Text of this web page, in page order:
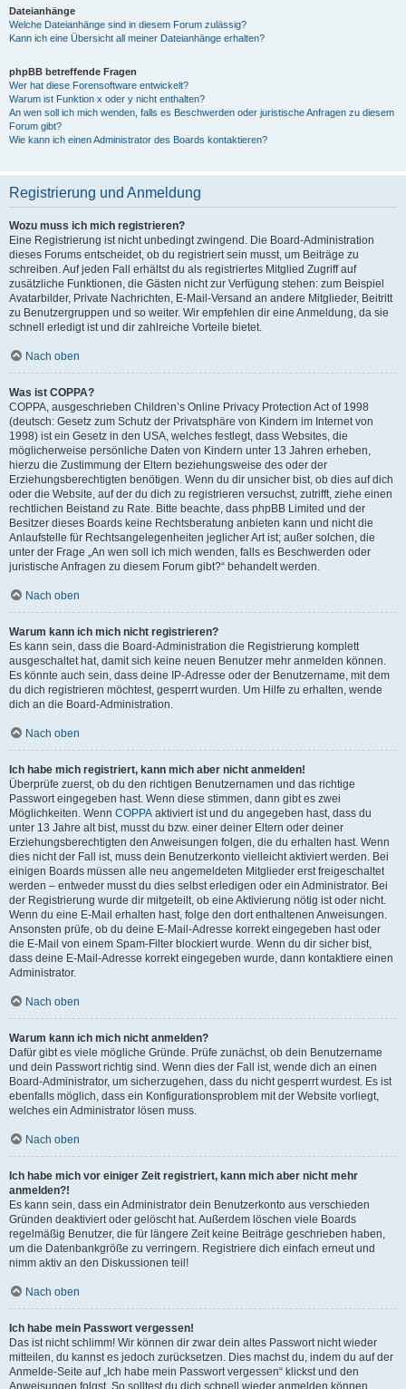
Dateianhänge
Welche Dateianhänge sind in diesem Forum zulässig?
Kann ich eine Übersicht all meiner Dateianhänge erhalten?
phpBB betreffende Fragen
Wer hat diese Forensoftware entwickelt?
Warum ist Funktion x oder y nicht enthalten?
An wen soll ich mich wenden, falls es Beschwerden oder juristische Anfragen zu diesem
Forum gibt?
Wie kann ich einen Administrator des Boards kontaktieren?
Registrierung und Anmeldung
Wozu muss ich mich registrieren?
Eine Registrierung ist nicht unbedingt zwingend. Die Board-Administration
dieses Forums entscheidet, ob du registriert sein musst, um Beiträge zu
schreiben. Auf jeden Fall erhältst du als registriertes Mitglied Zugriff auf
zusätzliche Funktionen, die Gästen nicht zur Verfügung stehen: zum Beispiel
Avatarbilder, Private Nachrichten, E-Mail-Versand an andere Mitglieder, Beitritt
zu Benutzergruppen und so weiter. Wir empfehlen dir eine Anmeldung, da sie
schnell erledigt ist und dir zahlreiche Vorteile bietet.
Nach oben
Was ist COPPA?
COPPA, ausgeschrieben Children’s Online Privacy Protection Act of 1998
(deutsch: Gesetz zum Schutz der Privatsphäre von Kindern im Internet von
1998) ist ein Gesetz in den USA, welches festlegt, dass Websites, die
möglicherweise persönliche Daten von Kindern unter 13 Jahren erheben,
hierzu die Zustimmung der Eltern beziehungsweise des oder der
Erziehungsberechtigten benötigen. Wenn du dir unsicher bist, ob dies auf dich
oder die Website, auf der du dich zu registrieren versuchst, zutrifft, ziehe einen
rechtlichen Beistand zu Rate. Bitte beachte, dass phpBB Limited und der
Besitzer dieses Boards keine Rechtsberatung anbieten kann und nicht die
Anlaufstelle für Rechtsangelegenheiten jeglicher Art ist; außer solchen, die
unter der Frage „An wen soll ich mich wenden, falls es Beschwerden oder
juristische Anfragen zu diesem Forum gibt?“ behandelt werden.
Nach oben
Warum kann ich mich nicht registrieren?
Es kann sein, dass die Board-Administration die Registrierung komplett
ausgeschaltet hat, damit sich keine neuen Benutzer mehr anmelden können.
Es könnte auch sein, dass deine IP-Adresse oder der Benutzername, mit dem
du dich registrieren möchtest, gesperrt wurden. Um Hilfe zu erhalten, wende
dich an die Board-Administration.
Nach oben
Ich habe mich registriert, kann mich aber nicht anmelden!
Überprüfe zuerst, ob du den richtigen Benutzernamen und das richtige
Passwort eingegeben hast. Wenn diese stimmen, dann gibt es zwei
Möglichkeiten. Wenn COPPA aktiviert ist und du angegeben hast, dass du
unter 13 Jahre alt bist, musst du bzw. einer deiner Eltern oder deiner
Erziehungsberechtigten den Anweisungen folgen, die du erhalten hast. Wenn
dies nicht der Fall ist, muss dein Benutzerkonto vielleicht aktiviert werden. Bei
einigen Boards müssen alle neu angemeldeten Mitglieder erst freigeschaltet
werden – entweder musst du dies selbst erledigen oder ein Administrator. Bei
der Registrierung wurde dir mitgeteilt, ob eine Aktivierung nötig ist oder nicht.
Wenn du eine E-Mail erhalten hast, folge den dort enthaltenen Anweisungen.
Ansonsten prüfe, ob du deine E-Mail-Adresse korrekt eingegeben hast oder
die E-Mail von einem Spam-Filter blockiert wurde. Wenn du dir sicher bist,
dass deine E-Mail-Adresse korrekt eingegeben wurde, dann kontaktiere einen
Administrator.
Nach oben
Warum kann ich mich nicht anmelden?
Dafür gibt es viele mögliche Gründe. Prüfe zunächst, ob dein Benutzername
und dein Passwort richtig sind. Wenn dies der Fall ist, wende dich an einen
Board-Administrator, um sicherzugehen, dass du nicht gesperrt wurdest. Es ist
ebenfalls möglich, dass ein Konfigurationsproblem mit der Website vorliegt,
welches ein Administrator lösen muss.
Nach oben
Ich habe mich vor einiger Zeit registriert, kann mich aber nicht mehr
anmelden?!
Es kann sein, dass ein Administrator dein Benutzerkonto aus verschieden
Gründen deaktiviert oder gelöscht hat. Außerdem löschen viele Boards
regelmäßig Benutzer, die für längere Zeit keine Beiträge geschrieben haben,
um die Datenbankgröße zu verringern. Registriere dich einfach erneut und
nimm aktiv an den Diskussionen teil!
Nach oben
Ich habe mein Passwort vergessen!
Das ist nicht schlimm! Wir können dir zwar dein altes Passwort nicht wieder
mitteilen, du kannst es jedoch zurücksetzen. Dies machst du, indem du auf der
Anmelde-Seite auf „Ich habe mein Passwort vergessen“ klickst und den
Anweisungen folgst. So solltest du dich schnell wieder anmelden können.